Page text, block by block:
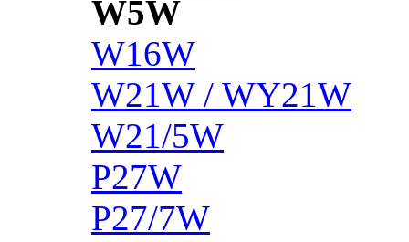
W5W
W16W
W21W / WY21W
W21/5W
P27W
P27/7W